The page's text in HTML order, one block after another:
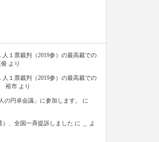
１票裁判（2019参）の最高裁での
より
１票裁判（2019参）の最高裁での
裕市 より
の円卓会議」に参加します。
に
）、全国一斉提訴しました に
よ